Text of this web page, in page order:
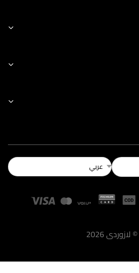
عربي
© لازوردى2026